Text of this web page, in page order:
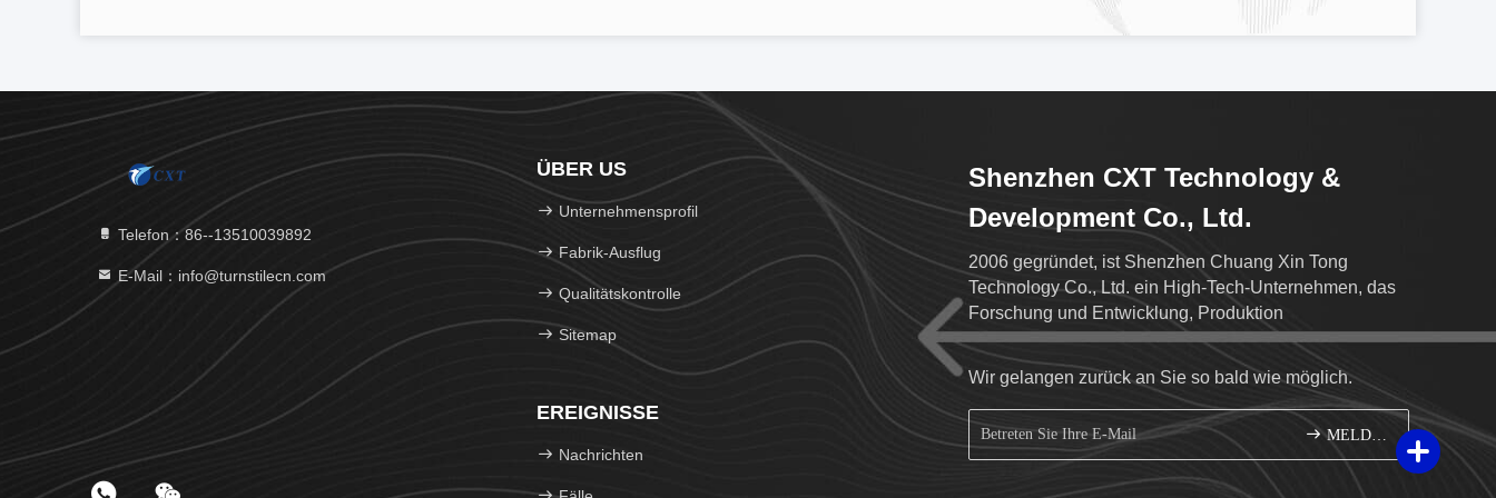
Telefon：86--13510039892
E-Mail：info@turnstilecn.com
ÜBER US
Unternehmensprofil
Fabrik-Ausflug
Qualitätskontrolle
Sitemap
EREIGNISSE
Nachrichten
Shenzhen CXT Technology &
Development Co., Ltd.
2006 gegründet, ist Shenzhen Chuang Xin Tong
Technology Co., Ltd. ein High-Tech-Unternehmen, das
Forschung und Entwicklung, Produktion
Wir gelangen zurück an Sie so bald wie möglich.
MELDEN SIE SICH AN